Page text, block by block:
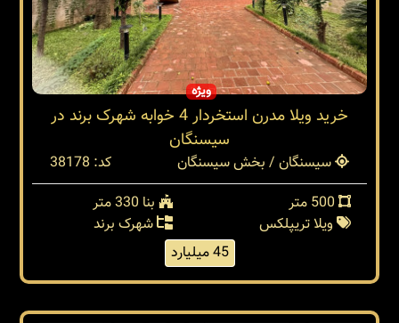
ویژه
خرید ویلا مدرن استخردار 4 خوابه شهرک برند در
سیسنگان
سیسنگان / بخش سیسنگان
کد: 38178
بنا 330 متر
ویلا تریپلکس
شهرک برند
45 میلیارد